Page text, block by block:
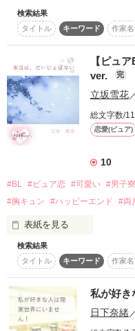
×
「 卑怯な手使ってんなよ部
弱いあたしを包み込む
あたしだけのかっこいいヒ
.
+ﾟ*｡:ﾟ+ﾟ*｡:ﾟ+ﾟ*｡:ﾟ+ﾟ*｡:ﾟ+ﾟ
「り、涼哉⁉」
「ん⁇何、花鈴」
「な、何やってんのよーー
「………郁と涼には指一本
+ﾟ*｡:ﾟ+ﾟ*｡:ﾟ+ﾟ*｡:ﾟ+ﾟ*｡:ﾟ+ﾟ
突然、告げられた言葉は
理詰めの氷室らしくない
紗保の世界を一瞬で変えて
♢　♢　♢
理詰めな移植外科医
氷室　仁臣（ひむろ　まさ
×
篠宮　紗保（しのみや　さ
検索結果
タイトル
キーワード 作家名
【ピュ
ver.
完
立坂雪花
総文字数/
恋愛(ピュア)
10
#BL #ピュア恋 #可愛い #男子寮
#胸キュン
#ハッピーエンド #両
表紙を見る
ﾟ*｡:ﾟ .ﾟ*｡:ﾟ .ﾟ*｡:ﾟ .ﾟ*｡:ﾟ .ﾟ*｡:
大丈夫じゃない時も
君は大丈夫って言うんだ
男子寮で同じ部屋になった
ふわふわ系男子、白川遥斗
検索結果
タイトル
キーワード 作家名
私が好き
日下奈緒